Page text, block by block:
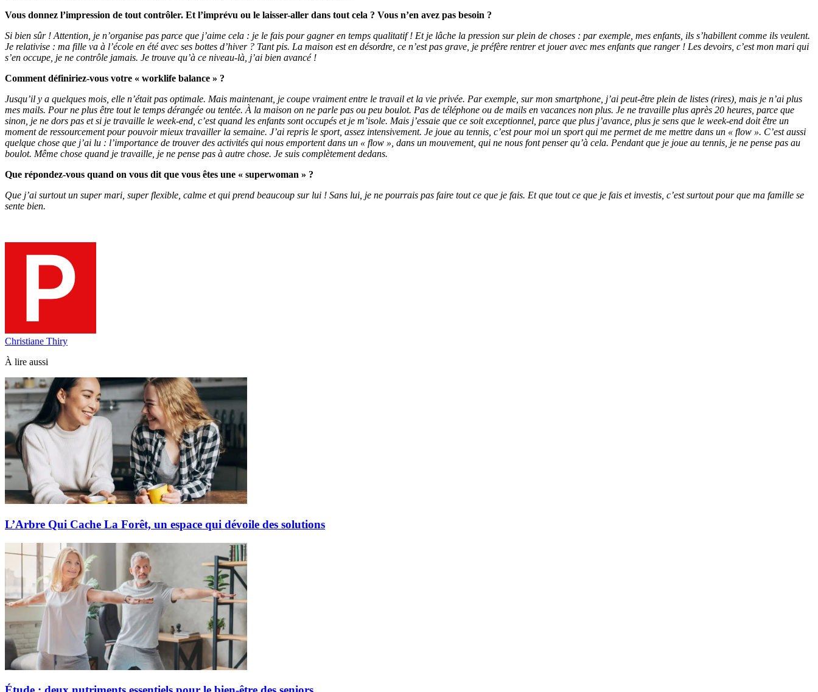
Vous donnez l’impression de tout contrôler. Et l’imprévu ou le laisser-aller dans tout cela ? Vous n’en avez pas besoin ?
Si bien sûr ! Attention, je n’organise pas parce que j’aime cela : je le fais pour gagner en temps qualitatif ! Et je lâche la pression sur plein de choses : par exemple, mes enfants, ils s’habillent comme ils veulent.
Je relativise : ma fille va à l’école en été avec ses bottes d’hiver ? Tant pis. La maison est en désordre, ce n’est pas grave, je préfère rentrer et jouer avec mes enfants que ranger ! Les devoirs, c’est mon mari qui
s’en occupe, je ne contrôle jamais. Je trouve qu’à ce niveau-là, j’ai bien avancé !
Comment définiriez-vous votre « worklife balance » ?
Jusqu’il y a quelques mois, elle n’était pas optimale. Mais maintenant, je coupe vraiment entre le travail et la vie privée. Par exemple, sur mon smartphone, j’ai peut-être plein de listes (rires), mais je n’ai plus
mes mails. Pour ne plus être tout le temps dérangée ou tentée. À la maison on ne parle pas ou peu boulot. Pas de téléphone ou de mails en vacances non plus. Je ne travaille plus après 20 heures, parce que
sinon, je ne dors pas et si je travaille le week-end, c’est quand les enfants sont occupés et je m’isole. Mais j’essaie que ce soit exceptionnel, parce que plus j’avance, plus je sens que le week-end doit être un
moment de ressourcement pour pouvoir mieux travailler la semaine. J’ai repris le sport, assez intensivement. Je joue au tennis, c’est pour moi un sport qui me permet de me mettre dans un « flow ». C’est aussi
quelque chose que j’ai lu : l’importance de trouver des activités qui nous emportent dans un « flow », dans un mouvement, qui ne nous font penser qu’à cela. Pendant que je joue au tennis, je ne pense pas au
boulot. Même chose quand je travaille, je ne pense pas à autre chose. Je suis complètement dedans.
Que répondez-vous quand on vous dit que vous êtes une « superwoman » ?
Que j’ai surtout un super mari, super flexible, calme et qui prend beaucoup sur lui ! Sans lui, je ne pourrais pas faire tout ce que je fais. Et que tout ce que je fais et investis, c’est surtout pour que ma famille se
sente bien.
Christiane Thiry
À lire aussi
L’Arbre Qui Cache La Forêt, un espace qui dévoile des solutions